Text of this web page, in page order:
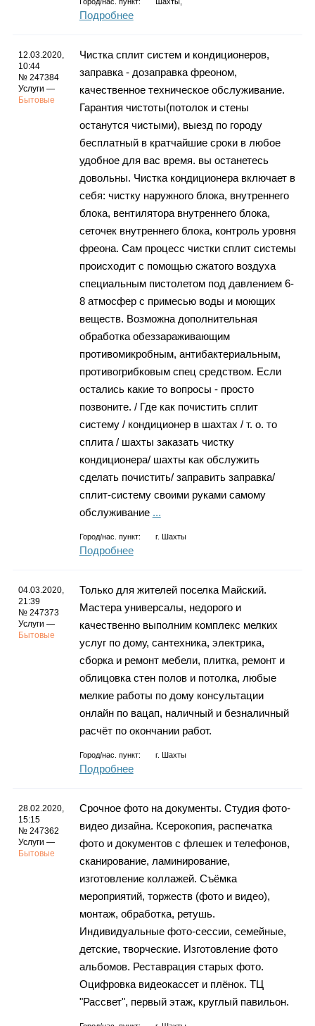
Подробнее
12.03.2020,
10:44
№ 247384
Услуги —
Бытовые
Чистка сплит систем и кондиционеров,
заправка - дозаправка фреоном,
качественное техническое обслуживание.
Гарантия чистоты(потолок и стены
останутся чиcтыми), выезд по городу
бесплатный в кратчайшие сроки в любое
удобное для вас время. вы останетесь
довольны. Чистка кондиционера включает в
себя: чистку наружного блока, внутреннего
блока, вентилятора внутреннего блока,
сеточек внутреннего блока, контроль уровня
фреона. Сам процесс чистки сплит системы
происходит с помощью сжатого воздуха
специальным пистолетом под давлением 6-
8 атмосфер с примесью воды и моющих
веществ. Возможна дополнительная
обработка обеззараживающим
противомикробным, антибактериальным,
противогрибковым спец средством. Если
остались какие то вопросы - просто
позвоните. / Где как почистить сплит
систему / кондиционер в шахтах / т. о. то
сплита / шахты заказать чистку
кондиционера/ шахты как обслужить
сделать почистить/ заправить заправка/
сплит-систему своими руками самому
обслуживание ...
Город/нас. пункт: г. Шахты
Подробнее
04.03.2020,
21:39
№ 247373
Услуги —
Бытовые
Только для жителей поселка Майский.
Мастера универсалы, недорого и
качественно выполним комплекс мелких
услуг по дому, сантехника, электрика,
сборка и ремонт мебели, плитка, ремонт и
облицовка стен полов и потолка, любые
мелкие работы по дому консультации
онлайн по вацап, наличный и безналичный
расчёт по окончании работ.
Город/нас. пункт: г. Шахты
Подробнее
28.02.2020,
15:15
№ 247362
Услуги —
Бытовые
Срочное фото на документы. Студия фото-
видео дизайна. Ксерокопия, распечатка
фото и документов с флешек и телефонов,
сканирование, ламинирование,
изготовление коллажей. Съёмка
мероприятий, торжеств (фото и видео),
монтаж, обработка, ретушь.
Индивидуальные фото-сессии, семейные,
детские, творческие. Изготовление фото
альбомов. Реставрация старых фото.
Оцифровка видеокассет и плёнок. ТЦ
"Рассвет", первый этаж, круглый павильон.